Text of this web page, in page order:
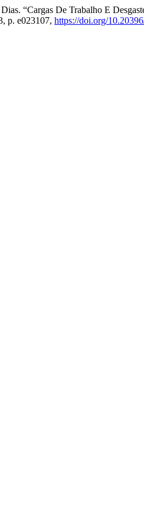
“Cargas De Trabalho E
p. e023107, https://doi.org/